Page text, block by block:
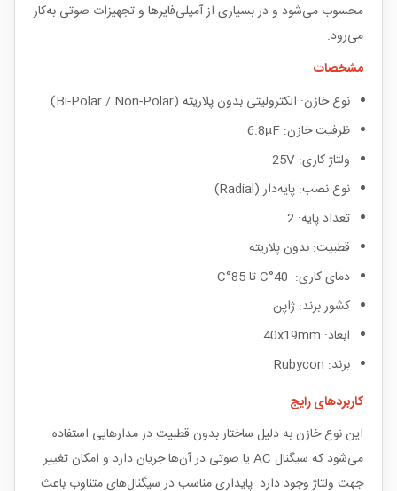
محسوب می‌شود و در بسیاری از آمپلی‌فایرها و تجهیزات صوتی به‌کار
می‌رود.
مشخصات
نوع خازن: الکترولیتی بدون پلاریته (Bi-Polar / Non-Polar)
ظرفیت خازن: 6.8µF
ولتاژ کاری: 25V
نوع نصب: پایه‌دار (Radial)
تعداد پایه: 2
قطبیت: بدون پلاریته
دمای کاری: -40°C تا 85°C
کشور برند: ژاپن
ابعاد: 40x19mm
برند: Rubycon
کاربردهای رایج
این نوع خازن به دلیل ساختار بدون قطبیت در مدارهایی استفاده
می‌شود که سیگنال AC یا صوتی در آن‌ها جریان دارد و امکان تغییر
جهت ولتاژ وجود دارد. پایداری مناسب در سیگنال‌های متناوب باعث